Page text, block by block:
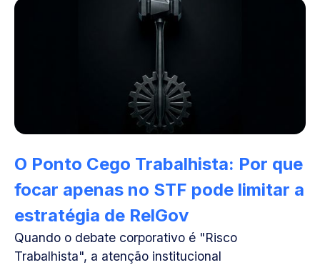
O Ponto Cego Trabalhista: Por que
focar apenas no STF pode limitar a
estratégia de RelGov
Quando o debate corporativo é "Risco
Trabalhista", a atenção institucional